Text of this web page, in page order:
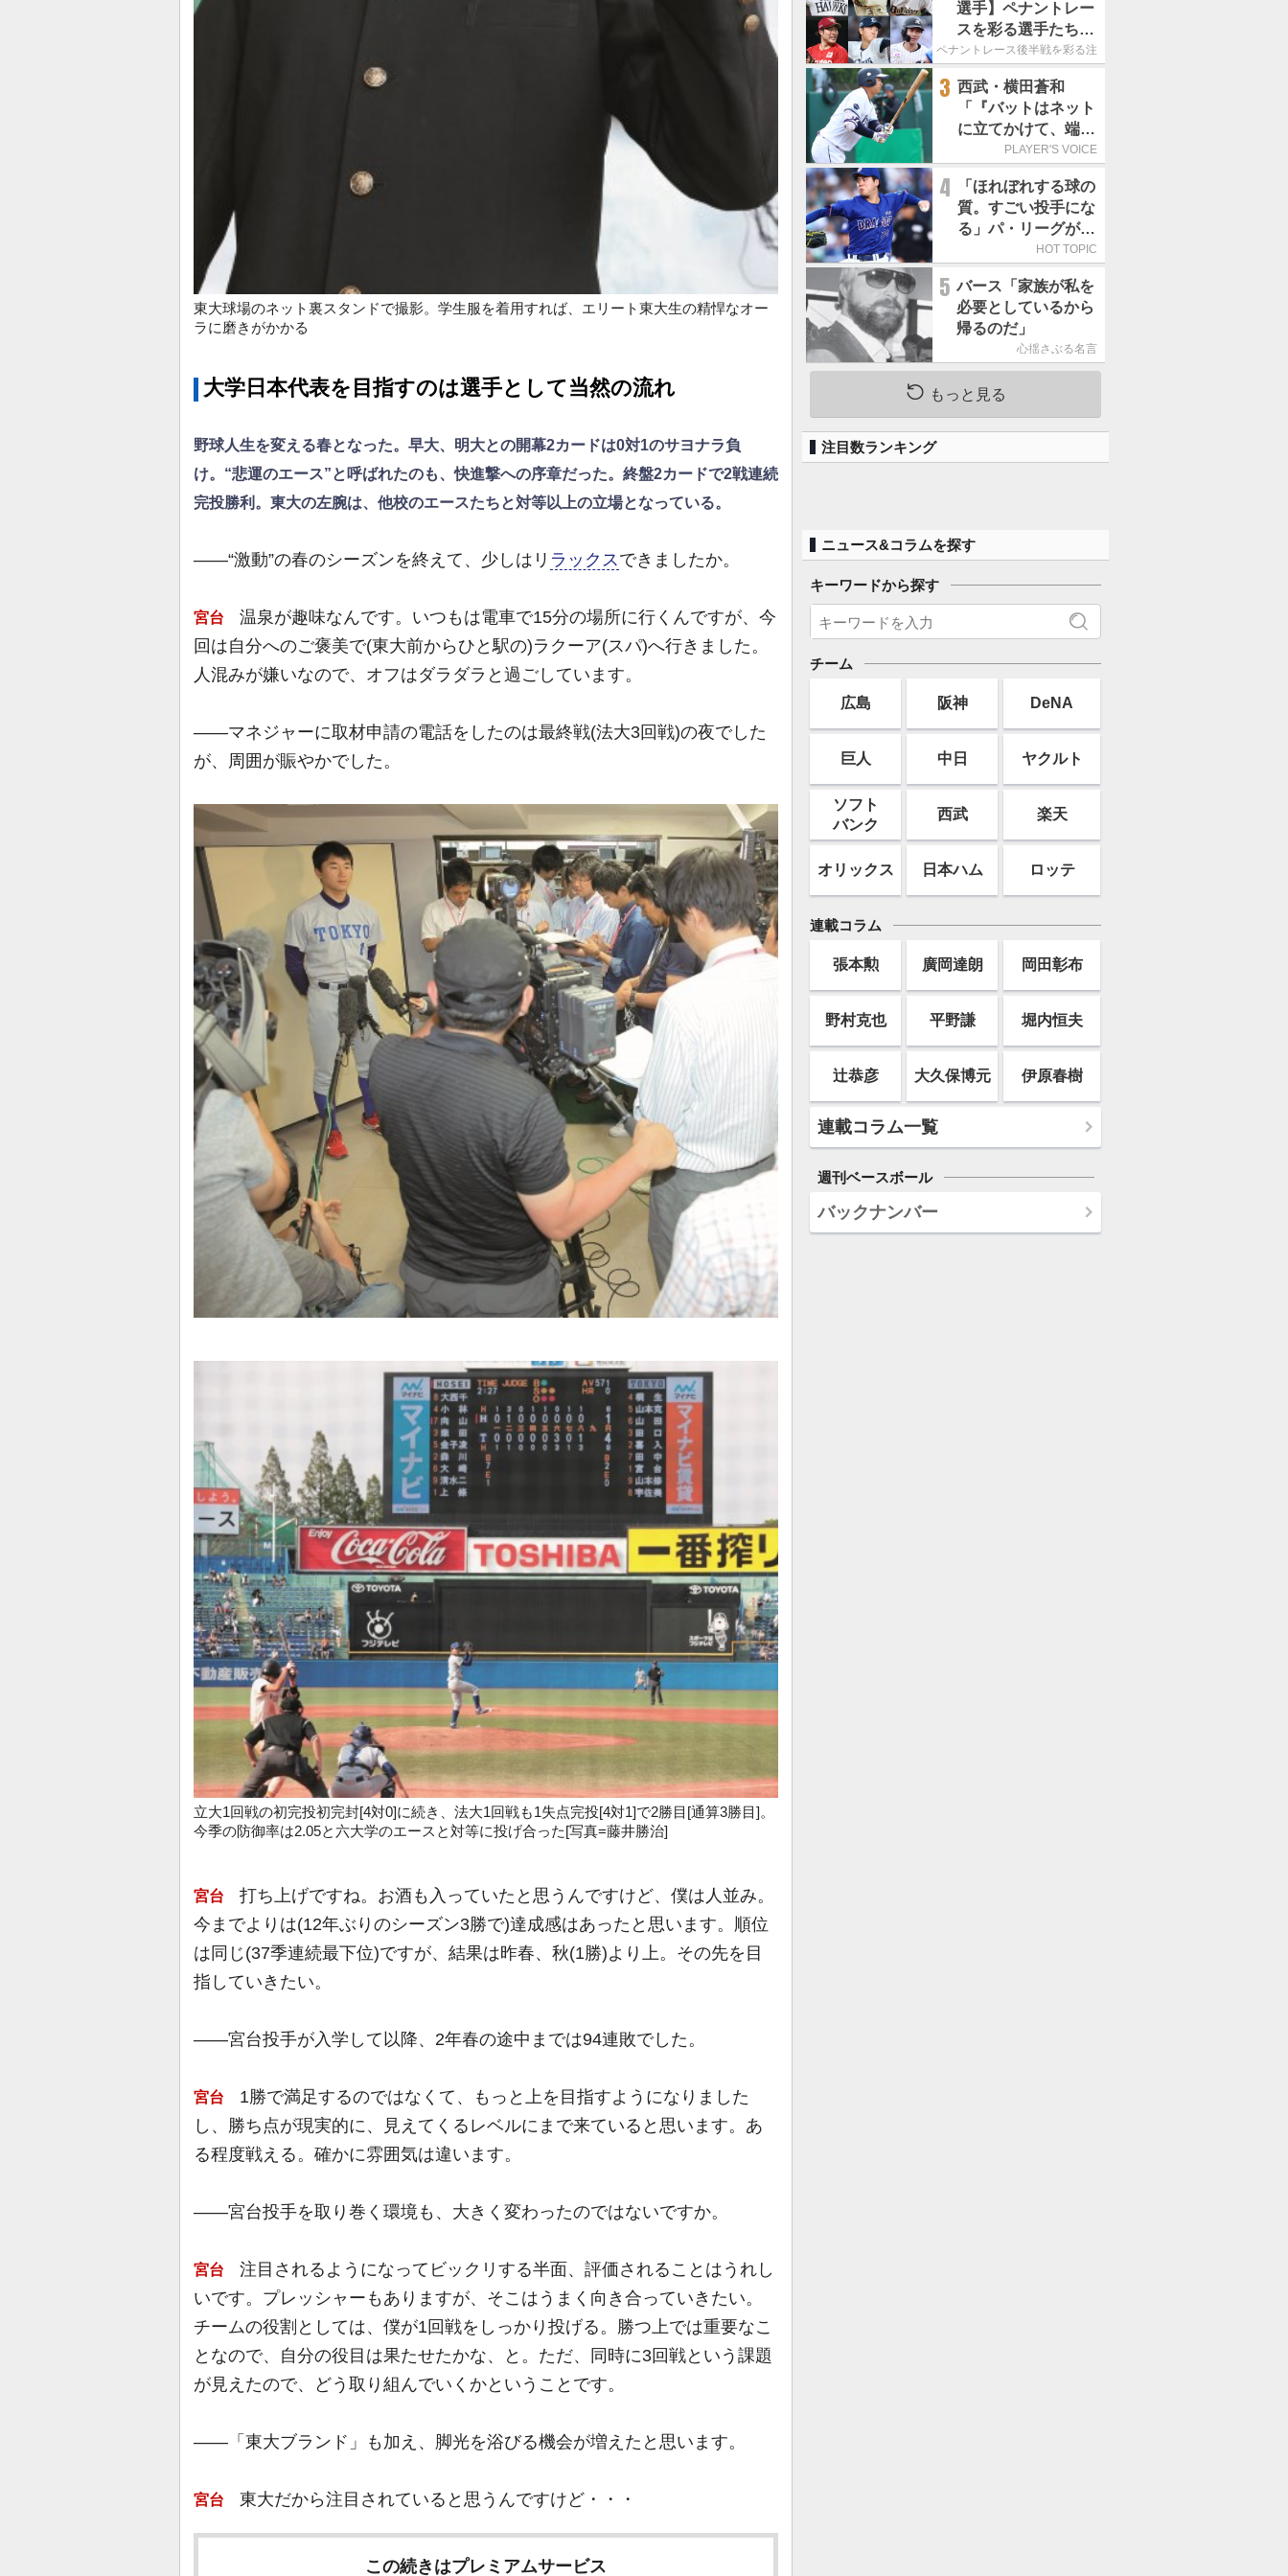
東大球場のネット裏スタンドで撮影。学生服を着用すれば、エリート東大生の精悍なオー
ラに磨きがかかる
大学日本代表を目指すのは選手として当然の流れ
野球人生を変える春となった。早大、明大との開幕2カードは0対1のサヨナラ負
け。“悲運のエース”と呼ばれたのも、快進撃への序章だった。終盤2カードで2戦連続
完投勝利。東大の左腕は、他校のエースたちと対等以上の立場となっている。
――“激動”の春のシーズンを終えて、少しはリ ラックス できましたか。
宮台 温泉が趣味なんです。いつもは電車で15分の場所に行くんですが、今
回は自分へのご褒美で(東大前からひと駅の)ラクーア(スパ)へ行きました。
人混みが嫌いなので、オフはダラダラと過ごしています。
――マネジャーに取材申請の電話をしたのは最終戦(法大3回戦)の夜でした
が、周囲が賑やかでした。
立大1回戦の初完投初完封[4対0]に続き、法大1回戦も1失点完投[4対1]で2勝目[通算3勝目]。
今季の防御率は2.05と六大学のエースと対等に投げ合った[写真=藤井勝治]
宮台 打ち上げですね。お酒も入っていたと思うんですけど、僕は人並み。
今までよりは(12年ぶりのシーズン3勝で)達成感はあったと思います。順位
は同じ(37季連続最下位)ですが、結果は昨春、秋(1勝)より上。その先を目
指していきたい。
――宮台投手が入学して以降、2年春の途中までは94連敗でした。
宮台 1勝で満足するのではなくて、もっと上を目指すようになりました
し、勝ち点が現実的に、見えてくるレベルにまで来ていると思います。あ
る程度戦える。確かに雰囲気は違います。
――宮台投手を取り巻く環境も、大きく変わったのではないですか。
宮台 注目されるようになってビックリする半面、評価されることはうれし
いです。プレッシャーもありますが、そこはうまく向き合っていきたい。
チームの役割としては、僕が1回戦をしっかり投げる。勝つ上では重要なこ
となので、自分の役目は果たせたかな、と。ただ、同時に3回戦という課題
が見えたので、どう取り組んでいくかということです。
――「東大ブランド」も加え、脚光を浴びる機会が増えたと思います。
宮台 東大だから注目されていると思うんですけど・・・
この続きはプレミアムサービス
選手】ペナントレー
スを彩る選手たち
ここからが本当の勝
ペナントレース後半戦を彩る注目選手たち
3 西武・横田蒼和
「『バットはネット
に立てかけて、端に
置くんだぞ』と栗山
だきました」／憧れ
の人からの金言
PLAYER'S VOICE
4
「ほれぼれする球の
質。すごい投手にな
る」パ・リーグが驚
いた「中日の左腕」
HOT TOPIC
5 バース「家族が私を
必要としているから
帰るのだ」
心揺さぶる名言
もっと見る
注目数ランキング
ニュース&コラムを探す
キーワードから探す
チーム
広島 阪神 DeNA
巨人 中日 ヤクルト
ソフト
バンク
西武 楽天
オリックス 日本ハム ロッテ
連載コラム
張本勲 廣岡達朗 岡田彰布
野村克也 平野謙 堀内恒夫
辻恭彦 大久保博元 伊原春樹
連載コラム一覧
週刊ベースボール
バックナンバー